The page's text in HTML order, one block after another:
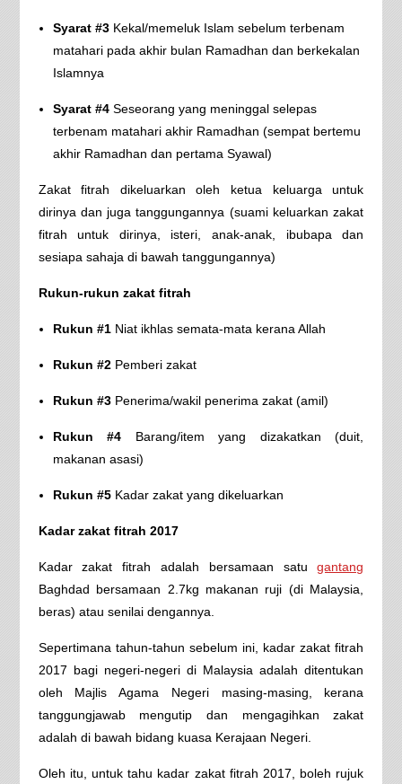
Syarat #3Kekal/memeluk Islam sebelum terbenam
matahari pada akhir bulan Ramadhan dan berkekalan
Islamnya
Syarat #4Seseorang yang meninggal selepas
terbenam matahari akhir Ramadhan (sempat bertemu
akhir Ramadhan dan pertama Syawal)
Zakat fitrah dikeluarkan oleh ketua keluarga untuk
dirinya dan juga tanggungannya (suami keluarkan zakat
fitrah untuk dirinya, isteri, anak-anak, ibubapa dan
sesiapa sahaja di bawah tanggungannya)
Rukun-rukun zakat fitrah
Rukun #1Niat ikhlas semata-mata kerana Allah
Rukun #2Pemberi zakat
Rukun #3Penerima/wakil penerima zakat (amil)
Rukun #4 Barang/item yang dizakatkan (duit,
makanan asasi)
Rukun #5Kadar zakat yang dikeluarkan
Kadar zakat fitrah 2017
Kadar zakat fitrah adalah bersamaan satugantang
Baghdad bersamaan 2.7kg makanan ruji (di Malaysia,
beras) atau senilai dengannya.
Sepertimana tahun-tahun sebelum ini, kadar zakat fitrah
2017 bagi negeri-negeri di Malaysia adalah ditentukan
oleh Majlis Agama Negeri masing-masing, kerana
tanggungjawab mengutip dan mengagihkan zakat
adalah di bawah bidang kuasa Kerajaan Negeri.
Oleh itu, untuk tahu kadar zakat fitrah 2017, boleh rujuk